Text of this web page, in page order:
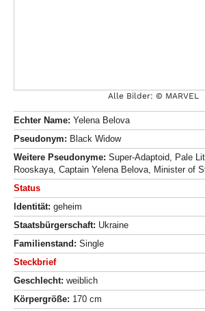
Alle Bilder: © MARVEL
Echter Name: Yelena Belova
Pseudonym: Black Widow
Weitere Pseudonyme: Super-Adaptoid, Pale
Rooskaya, Captain Yelena Belova, Minister of
Status
Identität: geheim
Staatsbürgerschaft: Ukraine
Familienstand: Single
Steckbrief
Geschlecht: weiblich
Körpergröße: 170 cm